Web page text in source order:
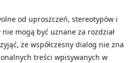
od uproszczeń, stereotypów i
mogą być uznane za rozdział
że współczesny dialog nie zna
treści wpisywanych w